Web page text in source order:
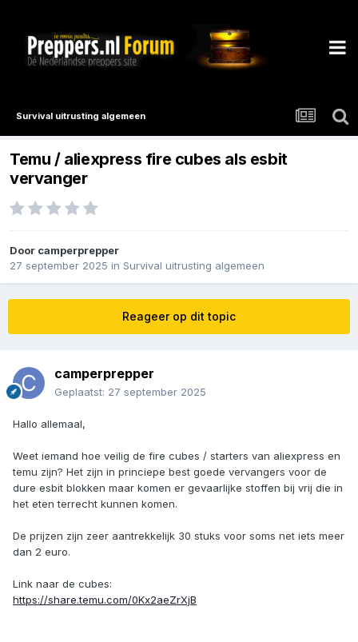
Survival uitrusting algemeen
Temu / aliexpress fire cubes als esbit
vervanger
Door camperprepper
27 september 2025 in Survival uitrusting algemeen
Reageer op dit topic
camperprepper
Geplaatst: 27 september 2025
Hallo allemaal,
Weet iemand hoe veilig de fire cubes / starters van aliexpress en
temu zijn? Het zijn in princiepe best goede vervangers voor de
dure esbit blokken maar komen er gevaarlijke stoffen bij vrij die in
het eten terrecht kunnen komen.
De prijzen zijn zeer aantrekkelijk 30 stuks voor soms net iets meer
dan 2 euro.
Link naar de cubes:
https://share.temu.com/0Kx2aeZrXjB